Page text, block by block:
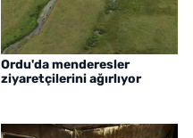
Ordu'da menderesler
ziyaretçilerini ağırlıyor